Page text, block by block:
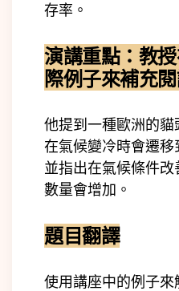
存率。
演講重點： 教
際例子來補充
他提到一種歐洲的貓
在氣候變冷時會遷移
並指出在氣候條件
數量會增加。
題目翻譯
使用講座中的例子